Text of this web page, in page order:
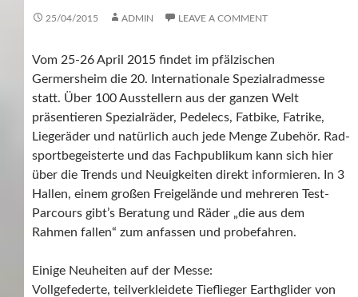
25/04/2015 ADMIN LEAVE A COMMENT
Vom 25-26 April 2015 findet im pfälzischen
Germersheim die 20. Internationale Spezialradmesse
statt. Über 100 Ausstellern aus der ganzen Welt
präsentieren Spezialräder, Pedelecs, Fatbike, Fatrike,
Liegeräder und natürlich auch jede Menge Zubehör. Rad-
sportbegeisterte und das Fachpublikum kann sich hier
über die Trends und Neuigkeiten direkt informieren. In 3
Hallen, einem großen Freigelände und mehreren Test-
Parcours gibt’s Beratung und Räder „die aus dem
Rahmen fallen“ zum anfassen und probefahren.
Einige Neuheiten auf der Messe:
Vollgefederte, teilverkleidete Tieflieger Earthglider von